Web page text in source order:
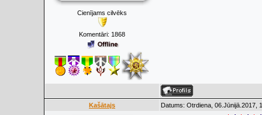
Cienījams cilvēks
Komentāri: 1868
Kašātajs Datums: Otrdiena, 06.Jūnijā.2017,